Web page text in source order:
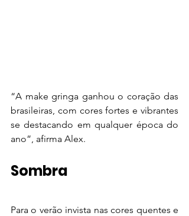
“A make gringa ganhou o coração das
brasileiras, com cores fortes e vibrantes
se destacando em qualquer época do
ano”, afirma Alex.
Sombra
Para o verão invista nas cores quentes e